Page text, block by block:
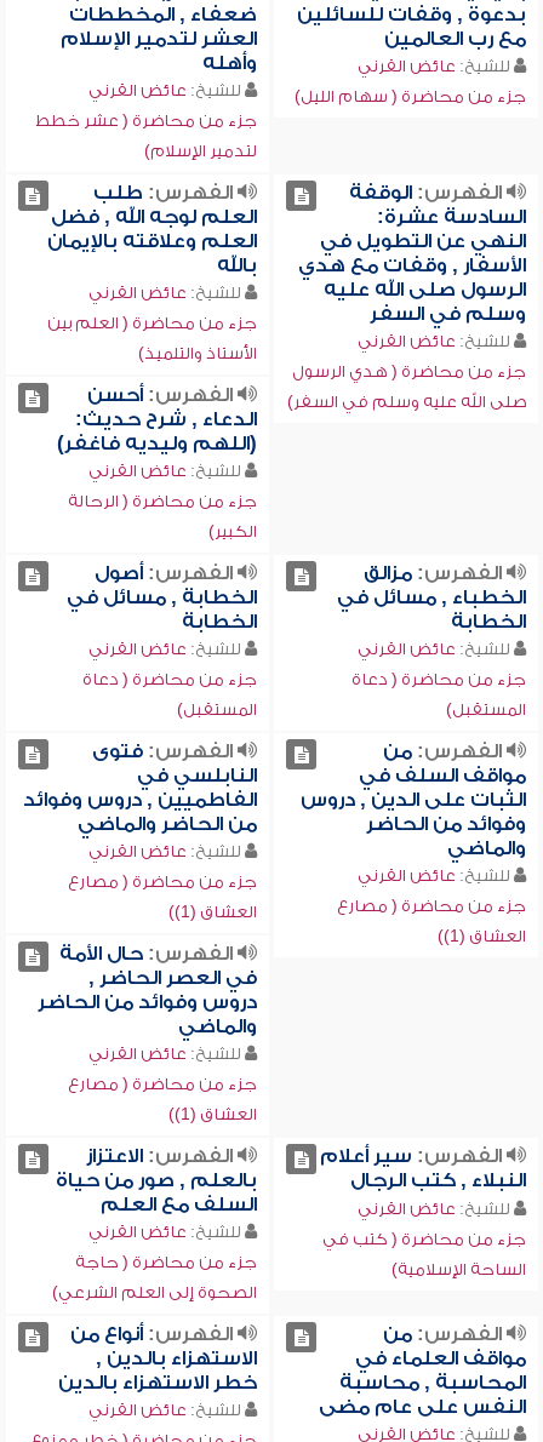
بدعوة , وقفات للسائلين
مع رب العالمين
للشيخ: عائض القرني
جزء من محاضرة ( سهام الليل)
ضعفاء , المخططات
العشر لتدمير الإسلام
وأهله
للشيخ: عائض القرني
جزء من محاضرة ( عشر خطط
لتدمير الإسلام)
الفهرس:الوقفة
السادسة عشرة:
النهي عن التطويل في
الأسفار , وقفات مع هدي
الرسول صلى الله عليه
وسلم في السفر
للشيخ: عائض القرني
جزء من محاضرة ( هدي الرسول
صلى الله عليه وسلم في السفر)
الفهرس: طلب
العلم لوجه الله , فضل
العلم وعلاقته بالإيمان
بالله
للشيخ: عائض القرني
جزء من محاضرة ( العلم بين
الأستاذ والتلميذ)
الفهرس:أحسن
الدعاء , شرح حديث:
(اللهم وليديه فاغفر)
للشيخ: عائض القرني
جزء من محاضرة ( الرحالة
الكبير)
الفهرس:مزالق
الخطباء , مسائل في
الخطابة
للشيخ: عائض القرني
جزء من محاضرة ( دعاة
المستقبل)
الفهرس:أصول
الخطابة , مسائل في
الخطابة
للشيخ: عائض القرني
جزء من محاضرة ( دعاة
المستقبل)
الفهرس:من
مواقف السلف في
الثبات على الدين , دروس
وفوائد من الحاضر
والماضي
للشيخ: عائض القرني
جزء من محاضرة ( مصارع
العشاق (1))
الفهرس:فتوى
النابلسي في
الفاطميين , دروس وفوائد
من الحاضر والماضي
للشيخ: عائض القرني
جزء من محاضرة ( مصارع
العشاق (1))
الفهرس:حال الأمة
في العصر الحاضر ,
دروس وفوائد من الحاضر
والماضي
للشيخ: عائض القرني
جزء من محاضرة ( مصارع
العشاق (1))
الفهرس: سير أعلام
النبلاء , كتب الرجال
للشيخ: عائض القرني
جزء من محاضرة ( كتب في
الساحة الإسلامية)
الفهرس:الاعتزاز
بالعلم , صور من حياة
السلف مع العلم
للشيخ: عائض القرني
جزء من محاضرة ( حاجة
الصحوة إلى العلم الشرعي)
الفهرس:من
مواقف العلماء في
المحاسبة , محاسبة
النفس على عام مضى
للشيخ: عائض القرني
الفهرس:أنواع من
الاستهزاء بالدين ,
خطر الاستهزاء بالدين
للشيخ: عائض القرني